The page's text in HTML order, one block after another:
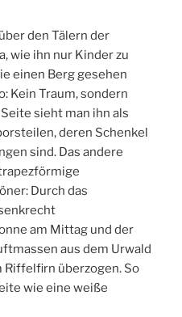
den Tälern der
wie ihn nur Kinder zu
einen Berg gesehen
Kein Traum, sondern
sieht man ihn als
deren Schenkel
sind. Das andere
Durch das
am Mittag und der
aus dem Urwald
überzogen. So
wie eine weiße